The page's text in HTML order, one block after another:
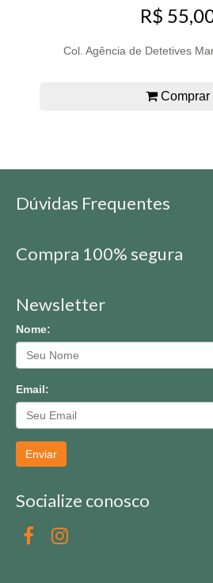
R$
Col. Agência de Detetives
Comprar
Dúvidas Frequentes
Compra 100% segura
Newsletter
Nome:
Email:
Enviar
Socialize conosco